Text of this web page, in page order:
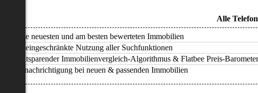
Alle
Alle neuesten und am besten bewerteten Immobilien
Uneingeschränkte Nutzung aller Suchfunktionen
Zeitsparender Immobilienvergleich-Algorithmus & Flatbee Preis-
Benachrichtigung bei neuen & passenden Immobilien